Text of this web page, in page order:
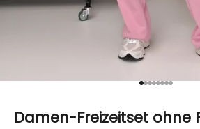
Gehe zu
Gehe zu
Gehe zu
Gehe zu
Gehe zu
Gehe
Gehe
Gehe
Damen-Freizeitset ohne